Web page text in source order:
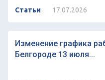
Статьи 17.07.2026
Изменение графика
Белгороде 13 июля...